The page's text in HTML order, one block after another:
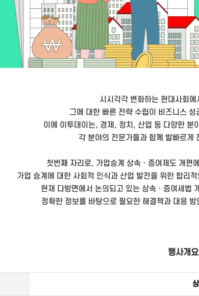
시시각각 변화하는 현대사회
그에 대한 빠른 전략 수립이 비즈니스
이에 이투데이는, 경제, 정치, 산업 등 다양한 분
각 분야의 전문가들과 함께 발빠르게
첫번째 자리로, 가업승계 상속 · 증여제도 개편
가업 승계에 대한 사회적 인식과 산업 발전을 위한 합리
현재 다방면에서 논의되고 있는 상속 · 증여세법
정확한 정보를 바탕으로 필요한 해결책과 대응
행사개요